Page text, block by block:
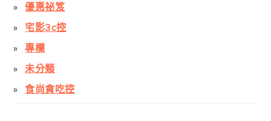
優惠祕笈
宅影3c控
專欄
未分類
食尚貪吃控